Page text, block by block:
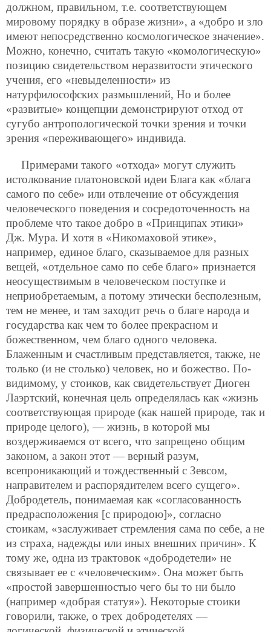
должном, правильном, т.е. соответствующем
мировому порядку в образе жизни», а «добро и зло
имеют непосредственно космологическое значение».
Можно, конечно, считать такую «комологическую»
позицию свидетельством неразвитости этического
учения, его «невыделенности» из
натурфилософских размышлений, Но и более
«развитые» концепции демонстрируют отход от
сугубо антропологической точки зрения и точки
зрения «переживающего» индивида.
Примерами такого «отхода» могут служить
истолкование платоновской идеи Блага как «блага
самого по себе» или отвлечение от обсуждения
человеческого поведения и сосредоточенность на
проблеме что такое добро в «Принципах этики»
Дж. Мура. И хотя в «Никомаховой этике»,
например, единое благо, сказываемое для разных
вещей, «отдельное само по себе благо» признается
неосуществимым в человеческом поступке и
неприобретаемым, а потому этически бесполезным,
тем не менее, и там заходит речь о благе народа и
государства как чем то более прекрасном и
божественном, чем благо одного человека.
Блаженным и счастливым представляется, также, не
только (и не столько) человек, но и божество. По-
видимому, у стоиков, как свидетельствует Диоген
Лаэртский, конечная цель определялась как «жизнь
соответствующая природе (как нашей природе, так и
природе целого), — жизнь, в которой мы
воздерживаемся от всего, что запрещено общим
законом, а закон этот — верный разум,
всепроникающий и тождественный с Зевсом,
направителем и распорядителем всего сущего».
Добродетель, понимаемая как «согласованность
предрасположения [с природою]», согласно
стоикам, «заслуживает стремления сама по себе, а не
из страха, надежды или иных внешних причин». К
тому же, одна из трактовок «добродетели» не
связывает ее с «человеческим». Она может быть
«простой завершенностью чего бы то ни было
(например «добрая статуя»). Некоторые стоики
говорили, также, о трех добродетелях —